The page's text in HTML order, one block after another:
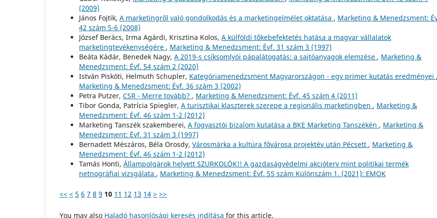
(2009)
János Fojtik, A marketingről való gondolkodás és a marketingelmélet oktatása , Marketing & Menedzsment:
42 szám 5-6 (2008)
József Berács, Irma Agárdi, Krisztina Kolos, A külföldi tőkebefektetés hatása a magyar vállalatok
marketingtevékenységére , Marketing & Menedzsment: Évf. 31 szám 3 (1997)
Beáta Kádár, Benedek Nagy, A 2019-s csíksomlyói pápalátogatás: a sajtóanyagok elemzése , Marketing &
Menedzsment: Évf. 54 szám 2 (2020)
István Piskóti, Helmuth Schupler, Kategóriamenedzsment Magyarországon - egy primer kutatás eredményei
Marketing & Menedzsment: Évf. 36 szám 3 (2002)
Petra Putzer, CSR - Merre tovább? , Marketing & Menedzsment: Évf. 45 szám 4 (2011)
Tibor Gonda, Patrícia Spiegler, A turisztikai klaszterek szerepe a regionális marketingben , Marketing &
Menedzsment: Évf. 46 szám 1-2 (2012)
Marketing Tanszék szakemberei, A fogyasztói bizalom kutatása a BKE Marketing Tanszékén , Marketing &
Menedzsment: Évf. 31 szám 3 (1997)
Bernadett Mészáros, Béla Orosdy, Városmárka a kultúra fővárosa projektév után Pécsett , Marketing &
Menedzsment: Évf. 46 szám 1-2 (2012)
Tamás Honti, Állampolgárok helyett SZURKOLÓK!! A gazdaságvédelmi akcióterv mint politikai termék
netnográfiai vizsgálata , Marketing & Menedzsment: Évf. 55 szám Különszám 1. (2021): EMOK
<< < 5 6 7 8 9 10 11 12 13 14 > >>
You may also Haladó hasonlósági keresés indítása for this article.